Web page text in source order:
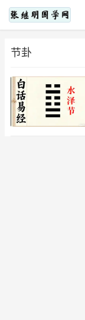
节卦